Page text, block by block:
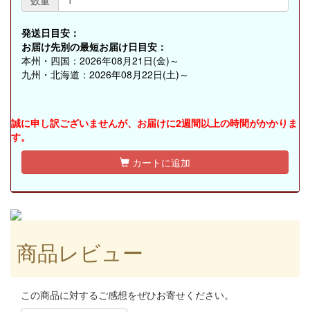
発送日目安：
お届け先別の最短お届け日目安：
本州・四国：2026年08月21日(金)～
九州・北海道：2026年08月22日(土)～
誠に申し訳ございませんが、お届けに2週間以上の時間がかかりま
す。
カートに追加
商品レビュー
この商品に対するご感想をぜひお寄せください。